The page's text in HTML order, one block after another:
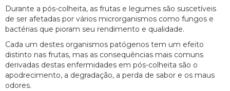
Durante a pós-colheita, as frutas e legumes são suscetíveis
de ser afetadas por vários microrganismos como fungos e
bactérias que pioram seu rendimento e qualidade.
Cada um destes organismos patógenos tem um efeito
distinto nas frutas, mas as consequências mais comuns
derivadas destas enfermidades em pós-colheita são o
apodrecimento, a degradação, a perda de sabor e os maus
odores.